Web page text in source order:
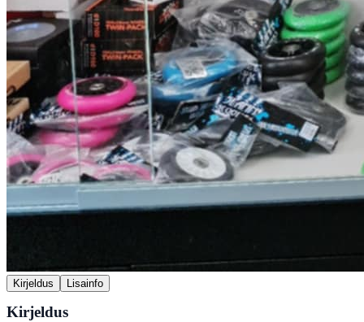
Kirjeldus Lisainfo
Kirjeldus